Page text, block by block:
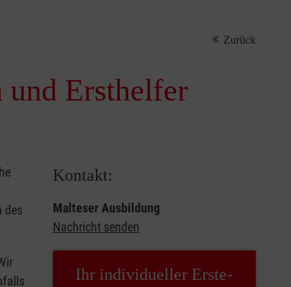
Zurück
Ersthelfer
des
Kontakt:
Malteser Ausbildung
Nachricht senden
Ihr individueller Erste-